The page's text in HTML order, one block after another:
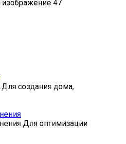
создания дома,
Для оптимизации